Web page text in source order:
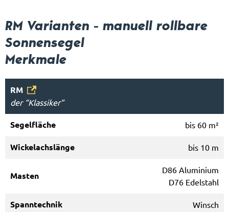
RM Varianten - manuell rollbare
Sonnensegel
Merkmale
RM
der “Klassiker”
bis 60 m²
bis 10 m
D86 Aluminium
D76 Edelstahl
Winsch